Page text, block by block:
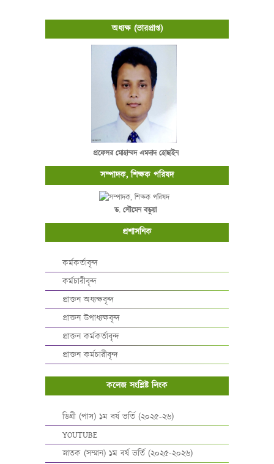
অধ্যক্ষ (ভারপ্রাপ্ত)
প্রফেসর মোহাম্মদ এমদাদ হোছাইন
সম্পাদক, শিক্ষক পরিষদ
ড. সৌমেন বড়ুয়া
প্রশাসনিক
কর্মকর্তাবৃন্দ
কর্মচারীবৃন্দ
প্রাক্তন অধ্যক্ষবৃন্দ
প্রাক্তন উপাধ্যক্ষবৃন্দ
প্রাক্তন কর্মকর্তাবৃন্দ
প্রাক্তন কর্মচারীবৃন্দ
কলেজ সংশ্লিষ্ট লিংক
ডিগ্রী (পাস) ১ম বর্ষ ভর্তি (২০২৫-২৬)
YOUTUBE
স্নাতক (সম্মান) ১ম বর্ষ ভর্তি (২০২৫-২০২৬)